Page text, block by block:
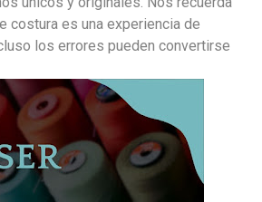
costura es una experiencia de
los errores pueden convertirse